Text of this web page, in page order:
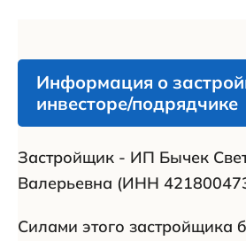
Информация о
инвесторе/подрядчике
Застройщик - ИП Бычек
Валерьевна (ИНН
Силами этого застройщика